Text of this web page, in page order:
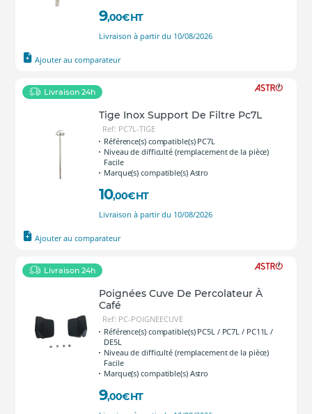
9,00€HT
Livraison à partir du 10/08/2026
Ajouter au comparateur
Livraison 24h
Tige Inox Support De Filtre Pc7L
Ref: PC7L-TIGE
Référence(s) compatible(s) PC7L
Niveau de difficulté (remplacement de la pièce)
Facile
Marque(s) compatible(s) Astro
10,00€HT
Livraison à partir du 10/08/2026
Ajouter au comparateur
Livraison 24h
Poignées Cuve De Percolateur À
Café
Ref: PC-POIGNEECUVE
Référence(s) compatible(s) PC5L / PC7L / PC11L /
DE5L
Niveau de difficulté (remplacement de la pièce)
Facile
Marque(s) compatible(s) Astro
9,00€HT